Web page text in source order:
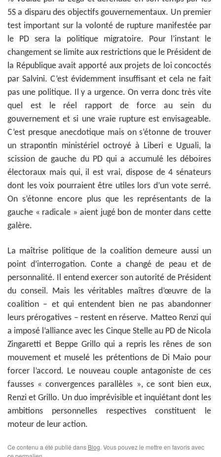
5S a disparu des objectifs gouvernementaux. Un premier
test important sur la volonté de rupture manifestée par
le PD sera la politique migratoire. Pour l’instant le
changement se limite aux restrictions que le Président de
la République avait apporté aux projets de loi concoctés
par Salvini. C’est évidemment insuffisant et cela ne fait
pas une politique. Il y a urgence. On verra donc très vite
quel est le réel rapport de force au sein du
gouvernement et si une vraie rupture est envisageable.
C’est presque anecdotique mais on s’étonne de trouver
un strapontin ministériel octroyé à Liberi e Uguali, la
scission de gauche du PD qui a accumulé les déboires
électoraux mais qui, il est vrai, dispose de 4 sénateurs
dont les voix pourraient être utiles lors d’un vote serré.
On s’étonne encore plus que les représentants de la
gauche « radicale » aient jugé bon de monter dans cette
galère.
La maîtrise politique de la coalition demeure aussi un
point d’interrogation. Conte a changé de peau et de
personnalité. Il entend exercer son autorité de Président
du conseil. Mais les véritables maîtres d’œuvre de la
coalition – et qui entendent bien ne pas abandonner
leurs prérogatives – restent en réserve. Matteo Renzi qui
a imposé l’alliance avec les Cinque Stelle au PD de Nicola
Zingaretti et Beppe Grillo qui a repris les rênes de son
mouvement et muselé les prétentions de Di Maio pour
forcer l’accord. Le nouveau couple antagoniste de ces
fausses « convergences parallèles », ce sont bien eux,
Renzi et Grillo. Un duo imprévisible et inquiétant dont les
ambitions personnelles respectives constituent le
moteur de leur action.
Ce contenu a été publié dans Blog. Vous pouvez le mettre en favoris avec